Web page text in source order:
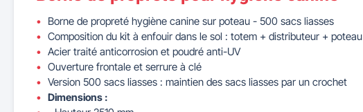
Borne de propreté hygiène canine sur poteau - 500 sacs liasses
Composition du kit à enfouir dans le sol : totem + distributeur + poteau
Acier traité anticorrosion et poudré anti-UV
Ouverture frontale et serrure à clé
Version 500 sacs liasses : maintien des sacs liasses par un crochet
Dimensions :